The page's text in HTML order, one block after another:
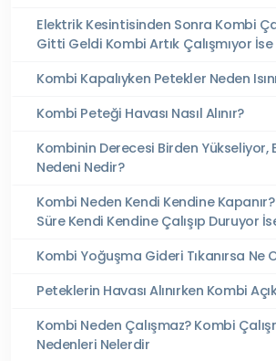
Elektrik Kesintisinden Sonra Kombi
Gitti Geldi Kombi Artık Çalışmıyor
Kombi Kapalıyken Petekler Neden
Kombi Peteği Havası Nasıl Alınır?
Kombinin Derecesi Birden Yükseliyor,
Nedeni Nedir?
Kombi Neden Kendi Kendine
Süre Kendi Kendine Çalışıp Duruyor
Kombi Yoğuşma Gideri Tıkanırsa Ne
Peteklerin Havası Alınırken Kombi
Kombi Neden Çalışmaz? Kombi
Nedenleri Nelerdir